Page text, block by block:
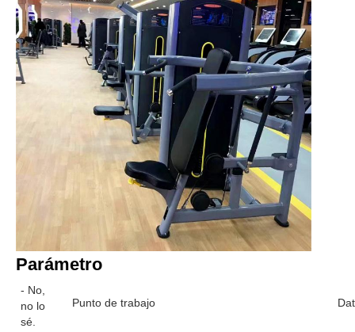
Parámetro
- No,
no lo
sé.
Punto de trabajo